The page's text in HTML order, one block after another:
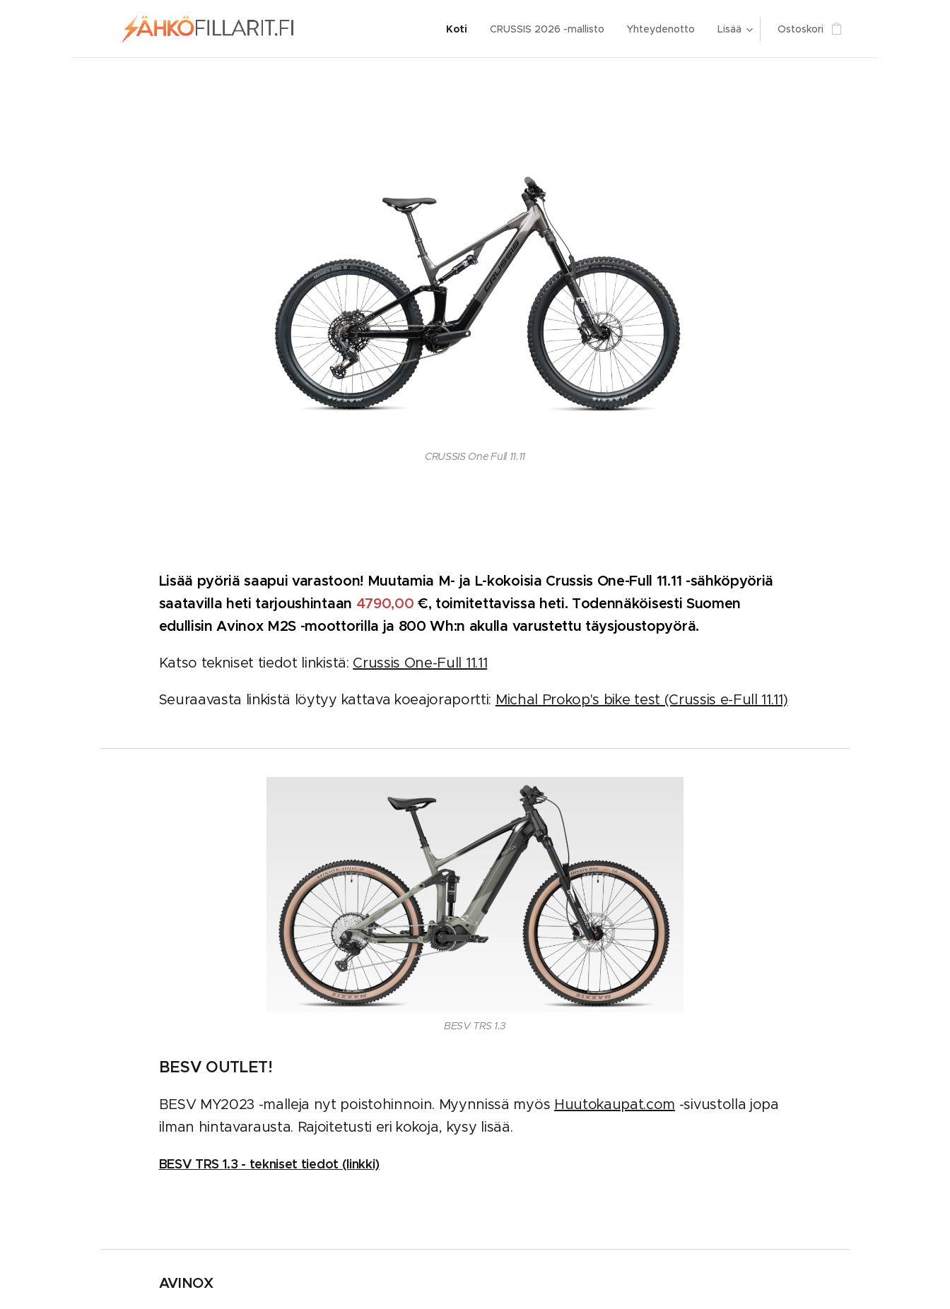
Koti CRUSSIS 2026 -mallisto Yhteydenotto Lisää Ostoskori
CRUSSIS One Full 11.11
Lisää pyöriä saapui varastoon! Muutamia M- ja L-kokoisia Crussis One-Full 11.11 -sähköpyöriä
saatavilla heti tarjoushintaan 4790,00 €, toimitettavissa heti. Todennäköisesti Suomen
edullisin Avinox M2S -moottorilla ja 800 Wh:n akulla varustettu täysjoustopyörä.
Katso tekniset tiedot linkistä: Crussis One-Full 11.11
Seuraavasta linkistä löytyy kattava koeajoraportti: Michal Prokop's bike test (Crussis e-Full 11.11)
BESV TRS 1.3
BESV OUTLET!
BESV MY2023 -malleja nyt poistohinnoin. Myynnissä myös Huutokaupat.com -sivustolla jopa
ilman hintavarausta. Rajoitetusti eri kokoja, kysy lisää.
BESV TRS 1.3 - tekniset tiedot (linkki)
AVINOX